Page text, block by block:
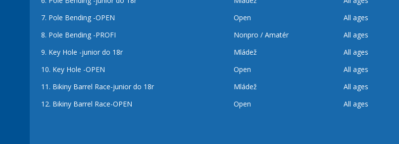
7. Pole Bending -OPEN Open All ages
8. Pole Bending -PROFI Nonpro / Amatér All ages
9. Key Hole -junior do 18r Mládež All ages
10. Key Hole -OPEN Open All ages
11. Bikiny Barrel Race-junior do 18r Mládež
All ages
12. Bikiny Barrel Race-OPEN Open All ages